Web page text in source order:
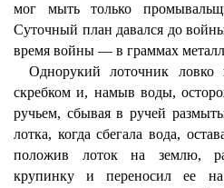
мог мыть только
Суточный план давался до
время войны — в граммах
Однорукий лоточник ловко
скребком и, намыв воды,
ручьем, сбывая в ручей
лотка, когда сбегала вода,
положив лоток на землю,
крупинку и переносил ее